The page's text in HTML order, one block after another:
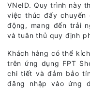
VNeID. Quy trình này
việc thúc đẩy chuyển
động, mang đến trải
và tuân thủ quy định
Khách hàng có thể
trên ứng dụng FPT
chi tiết và đảm bảo
đăng nhập vào ứng